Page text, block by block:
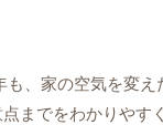
、家の空気を変
までをわかりやす